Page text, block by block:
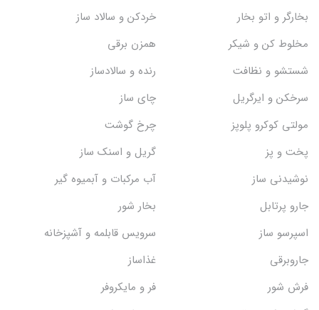
بخارگر و اتو بخار
خردکن و سالاد ساز
مخلوط کن و شیکر
همزن برقی
شستشو و نظافت
رنده و سالادساز
سرخکن و ایرگریل
چای ساز
مولتی کوکرو پلوپز
چرخ گوشت
پخت و پز
گریل و اسنک‌ ساز
نوشیدنی ساز
آب مرکبات و آبمیوه گیر
جارو پرتابل
بخار شور
اسپرسو ساز
سرویس قابلمه و آشپزخانه
جاروبرقی
غذاساز
فرش شور
فر و مایکروفر